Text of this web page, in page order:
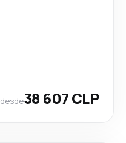
desde38 607 CLP